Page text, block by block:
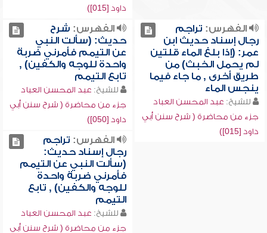
داود [015])
الفهرس: تراجم
رجال إسناد حديث ابن
عمر: (إذا بلغ الماء قلتين
لم يحمل الخبث) من
طريق أخرى , ما جاء فيما
ينجس الماء
للشيخ: عبد المحسن العباد
جزء من محاضرة ( شرح سنن أبي
داود [015])
الفهرس: شرح
حديث: (سألت النبي
عن التيمم فأمرني ضربة
واحدة للوجه والكفين) ,
تابع التيمم
للشيخ: عبد المحسن العباد
جزء من محاضرة ( شرح سنن أبي
داود [050])
الفهرس: تراجم
رجال إسناد حديث:
(سألت النبي عن التيمم
فأمرني ضربة واحدة
للوجه والكفين) , تابع
التيمم
للشيخ: عبد المحسن العباد
جزء من محاضرة ( شرح سنن أبي